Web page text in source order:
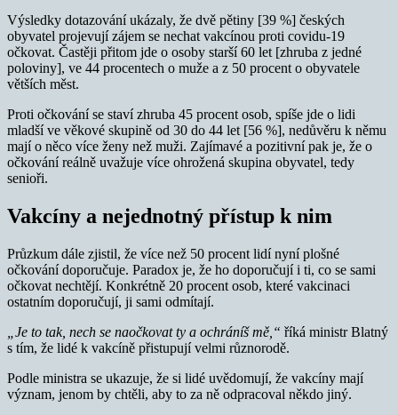
Výsledky dotazování ukázaly, že dvě pětiny [39 %] českých
obyvatel projevují zájem se nechat vakcínou proti covidu-19
očkovat. Častěji přitom jde o osoby starší 60 let [zhruba z jedné
poloviny], ve 44 procentech o muže a z 50 procent o obyvatele
větších měst.
Proti očkování se staví zhruba 45 procent osob, spíše jde o lidi
mladší ve věkové skupině od 30 do 44 let [56 %], nedůvěru k němu
mají o něco více ženy než muži. Zajímavé a pozitivní pak je, že o
očkování reálně uvažuje více ohrožená skupina obyvatel, tedy
senioři.
Vakcíny a nejednotný přístup k nim
Průzkum dále zjistil, že více než 50 procent lidí nyní plošné
očkování doporučuje. Paradox je, že ho doporučují i ti, co se sami
očkovat nechtějí. Konkrétně 20 procent osob, které vakcinaci
ostatním doporučují, ji sami odmítají.
„Je to tak, nech se naočkovat ty a ochráníš mě,“ říká ministr Blatný
s tím, že lidé k vakcíně přistupují velmi různorodě.
Podle ministra se ukazuje, že si lidé uvědomují, že vakcíny mají
význam, jenom by chtěli, aby to za ně odpracoval někdo jiný.